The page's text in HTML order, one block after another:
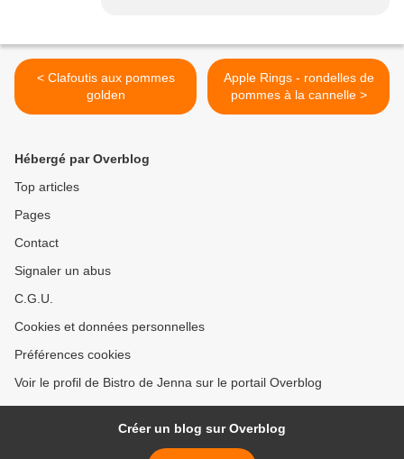
< Clafoutis aux pommes
golden
Apple Rings - rondelles de
pommes à la cannelle >
Hébergé par Overblog
Top articles
Pages
Contact
Signaler un abus
C.G.U.
Cookies et données personnelles
Préférences cookies
Voir le profil de Bistro de Jenna sur le portail Overblog
Créer un blog sur Overblog